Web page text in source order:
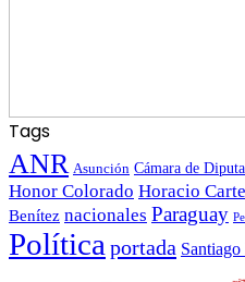
Tags
ANR Asunción Cámara de
Honor Colorado Horacio
Benítez nacionales Paraguay
Política portada Santiago